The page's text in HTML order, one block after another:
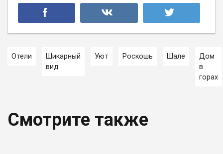
Отели
Шикарный
вид
Уют Роскошь Шале
Дом
в
горах
Смотрите также